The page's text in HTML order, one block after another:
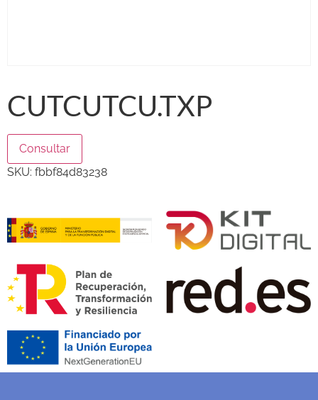
CUTCUTCU.TXP
Consultar
SKU: fbbf84d83238